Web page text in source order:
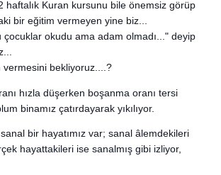
haftalık Kuran kursunu bile önemsiz görüp
bir eğitim vermeyen yine biz...
çocuklar okudu ama adam olmadı..." deyip
vermesini bekliyoruz....?
hızla düşerken boşanma oranı tersi
binamız çatırdayarak yıkılıyor.
bir hayatımız var; sanal âlemdekileri
hayattakileri ise sanalmış gibi izliyor,